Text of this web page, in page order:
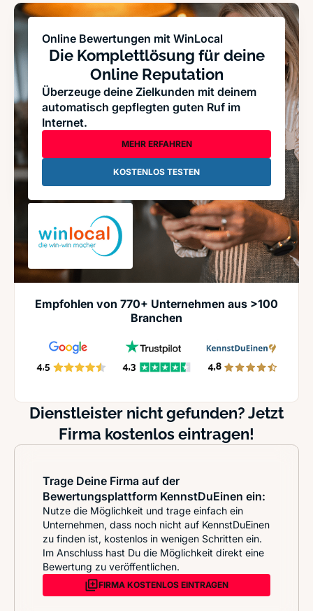
Online Bewertungen mit WinLocal
Die Komplettlösung für deine
Online Reputation
Überzeuge deine Zielkunden mit deinem
automatisch gepflegten guten Ruf im
Internet.
MEHR ERFAHREN
KOSTENLOS TESTEN
Empfohlen von 770+ Unternehmen aus >100
Branchen
Dienstleister nicht gefunden? Jetzt
Firma kostenlos eintragen!
Trage Deine Firma auf der
Bewertungsplattform KennstDuEinen ein:
Nutze die Möglichkeit und trage einfach ein
Unternehmen, dass noch nicht auf KennstDuEinen
zu finden ist, kostenlos in wenigen Schritten ein.
Im Anschluss hast Du die Möglichkeit direkt eine
Bewertung zu veröffentlichen.
FIRMA KOSTENLOS EINTRAGEN